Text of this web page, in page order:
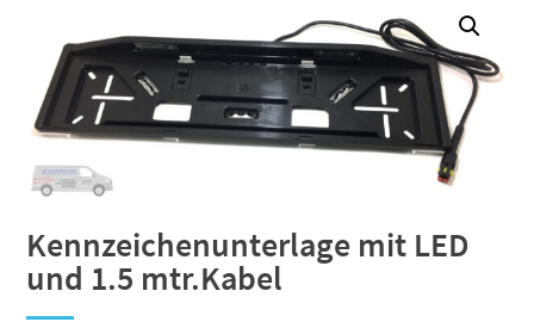
Kennzeichenunterlage mit LED
und 1.5 mtr.Kabel